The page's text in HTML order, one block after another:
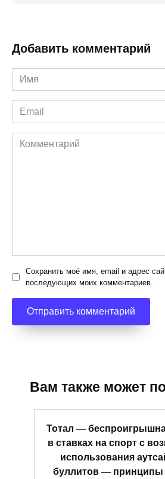
Добавить комментарий
Имя
*
Email
*
Комментарий
Сохранить моё имя, email и адрес
последующих моих комментариев.
Вам также может
Тотал —
в ставках на спорт с
использования
буллитов — принципы